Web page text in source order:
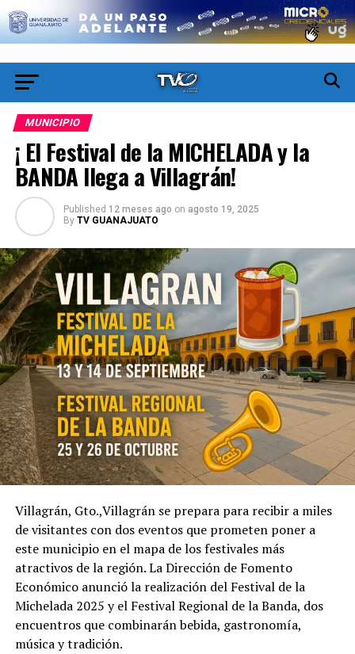
MUNICIPIO
¡ El Festival de la MICHELADA y la
BANDA llega a Villagrán!
Published 12 meses ago on agosto 19, 2025
By TV GUANAJUATO
Villagrán, Gto.,Villagrán se prepara para recibir a miles
de visitantes con dos eventos que prometen poner a
este municipio en el mapa de los festivales más
atractivos de la región. La Dirección de Fomento
Económico anunció la realización del Festival de la
Michelada 2025 y el Festival Regional de la Banda, dos
encuentros que combinarán bebida, gastronomía,
música y tradición.